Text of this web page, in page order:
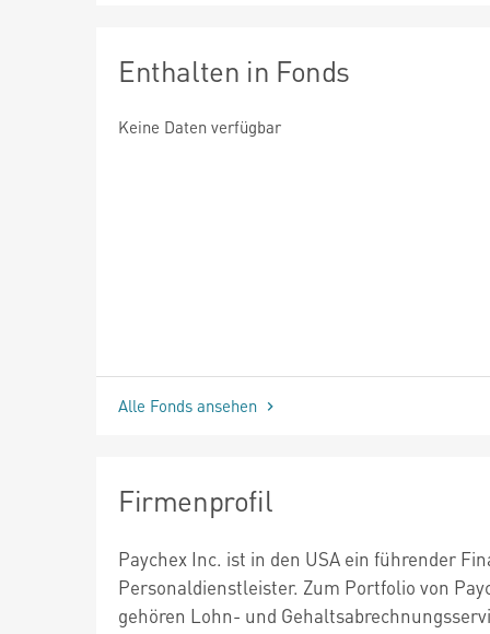
Enthalten in Fonds
Keine Daten verfügbar
Alle Fonds ansehen
Firmenprofil
Paychex Inc. ist in den USA ein führender
Personaldienstleister. Zum Portfolio von
gehören Lohn- und